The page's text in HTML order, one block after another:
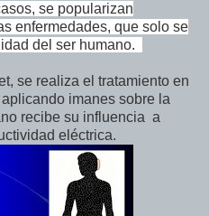
se popularizan
enfermedades, que solo se
del ser humano.
se realiza el tratamiento en
imanes sobre la
recibe su influencia a
eléctrica.